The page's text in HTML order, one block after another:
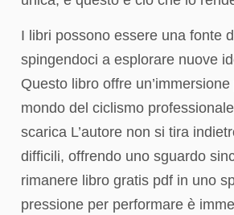
I libri possono essere una fonte
spingendoci a esplorare nuove
Questo libro offre un’immersione
mondo del ciclismo
scarica L’autore non si tira
difficili, offrendo uno sguardo
rimanere libro gratis pdf in uno
pressione per performare è